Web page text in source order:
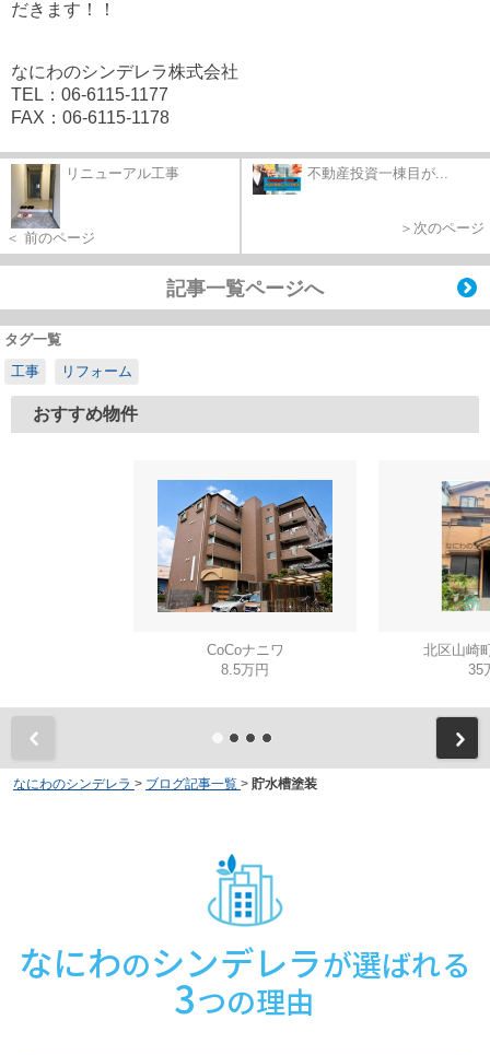
だきます！！
なにわのシンデレラ株式会社
TEL：06-6115-1177
FAX：06-6115-1178
リニューアル工事
＜ 前のページ
不動産投資一棟目が...
＞次のページ
記事一覧ページへ
タグ一覧
工事
リフォーム
おすすめ物件
CoCoナニワ
8.5万円
北区山崎
35
なにわのシンデレラ > ブログ記事一覧 > 貯水槽塗装
なにわのシンデレラが選ばれる
3つの理由